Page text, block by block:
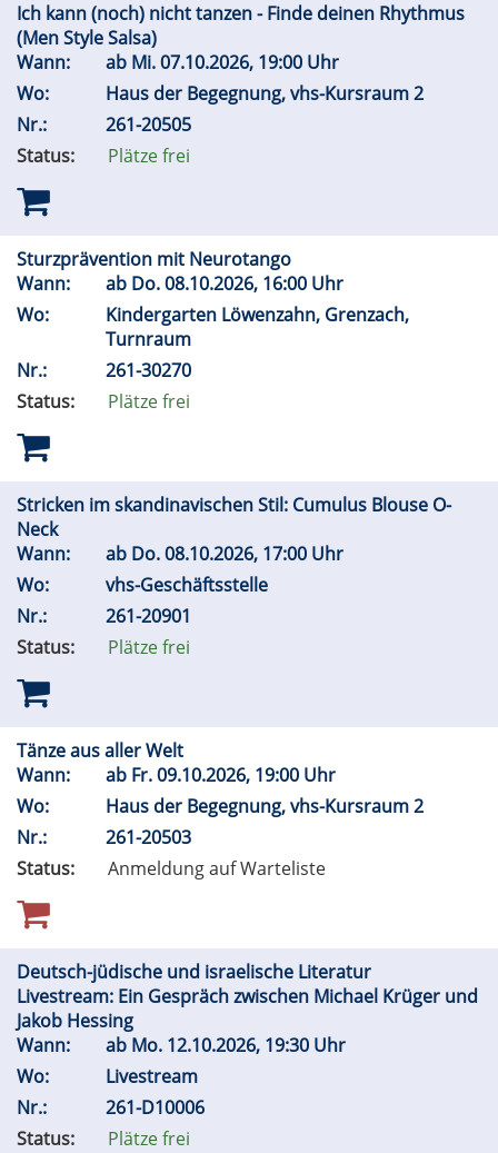
Ich kann (noch) nicht tanzen - Finde deinen Rhythmus
(Men Style Salsa)
Wann:
ab Mi.07.10.2026, 19:00 Uhr
Wo:
Haus der Begegnung, vhs-Kursraum 2
Nr.:
261-20505
Status:
Plätze frei
Sturzprävention mit Neurotango
Wann:
ab Do.08.10.2026, 16:00 Uhr
Wo:
Kindergarten Löwenzahn, Grenzach,
Turnraum
Nr.:
261-30270
Status:
Plätze frei
Stricken im skandinavischen Stil: Cumulus Blouse O-
Neck
Wann:
ab Do.08.10.2026, 17:00 Uhr
Wo:
vhs-Geschäftsstelle
Nr.:
261-20901
Status:
Plätze frei
Tänze aus aller Welt
Wann:
ab Fr.09.10.2026, 19:00 Uhr
Wo:
Haus der Begegnung, vhs-Kursraum 2
Nr.:
261-20503
Status:
Anmeldung auf Warteliste
Deutsch-jüdische und israelische Literatur
Livestream: Ein Gespräch zwischen Michael Krüger und
Jakob Hessing
Wann:
ab Mo. 12.10.2026, 19:30 Uhr
Wo:
Livestream
Nr.:
261-D10006
Status:
Plätze frei